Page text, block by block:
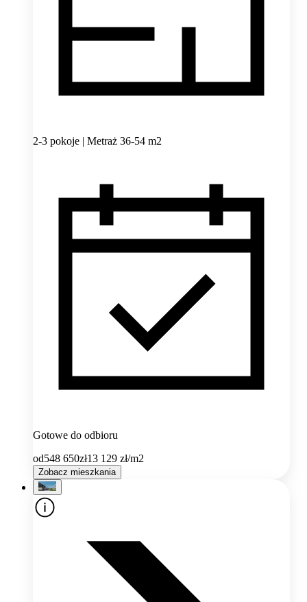
2-3 pokoje | Metraż 36-54 m2
Gotowe do odbioru
od548 650zł13 129 zł/m2
Zobacz mieszkania